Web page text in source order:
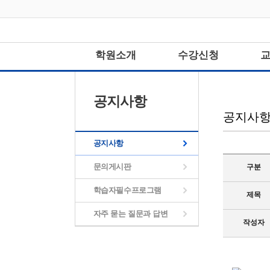
학원소개 수강신청
공지사항
공지사항
문의게시판
학습자필수프로그램
자주 묻는 질문과 답변
공지사
구분
제목
작성자